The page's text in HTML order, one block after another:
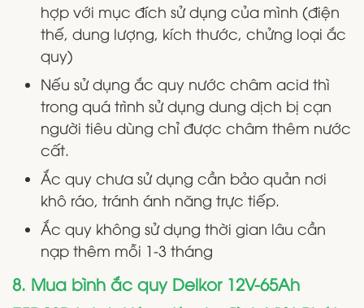
hợp với mục đích sử dụng của mình (điện
thế, dung lượng, kích thước, chửng loại ắc
quy)
Nếu sử dụng ắc quy nước châm acid thì
trong quá trình sử dụng dung dịch bị cạn
người tiêu dùng chỉ được châm thêm nước
cất.
Ắc quy chưa sử dụng cần bảo quản nơi
khô ráo, tránh ánh năng trực tiếp.
Ắc quy không sử dụng thời gian lâu cần
nạp thêm mỗi 1-3 tháng
8. Mua bình ắc quy Delkor 12V-65Ah